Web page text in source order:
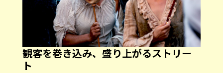
観客を巻き込み、盛り上がるストリー
ト